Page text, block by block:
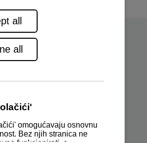
i nautičke opreme te tehnička